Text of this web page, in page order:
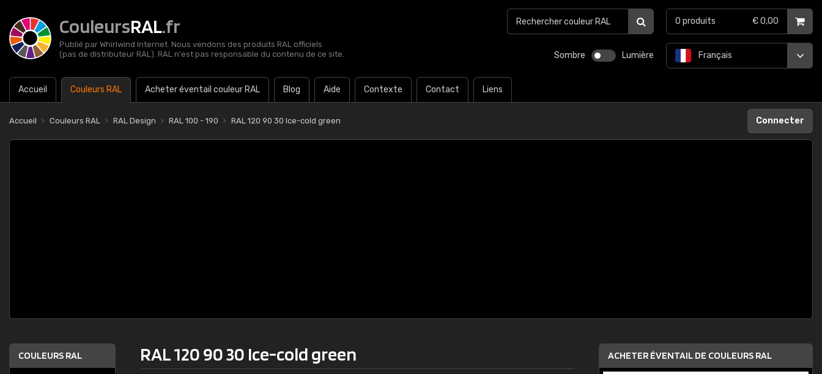
CouleursRAL.fr
Publié par Whirlwind Internet. Nous vendons des produits RAL officiels
(pas de distributeur RAL). RAL n'est pas responsable du contenu de ce site.
Sombre Lumière
Accueil Couleurs RAL Acheter éventail couleur RAL Blog Aide Contexte Contact Liens
Français
0 produits € 0,00
Accueil Couleurs RAL RAL Design RAL 100 - 190 RAL 120 90 30 Ice-cold green Connecter
COULEURS RAL RAL 120 90 30 Ice-cold green ACHETER ÉVENTAIL DE COULEURS RAL